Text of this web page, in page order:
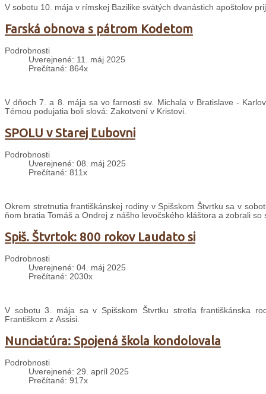
V sobotu 10. mája v rímskej Bazilike svätých dvanástich apoštolov
Farská obnova s pátrom Kodetom
Podrobnosti
Uverejnené: 11. máj 2025
Prečítané: 864x
V dňoch 7. a 8. mája sa vo farnosti sv. Michala v Bratislave -
Témou podujatia boli slová: Zakotvení v Kristovi.
SPOLU v Starej Ľubovni
Podrobnosti
Uverejnené: 08. máj 2025
Prečítané: 811x
Okrem stretnutia františkánskej rodiny v Spišskom Štvrtku sa v
ňom bratia Tomáš a Ondrej z nášho levočského kláštora a zobrali
Spiš. Štvrtok: 800 rokov Laudato si
Podrobnosti
Uverejnené: 04. máj 2025
Prečítané: 2030x
V sobotu 3. mája sa v Spišskom Štvrtku stretla františkánska
Františkom z Assisi.
Nunciatúra: Spojená škola kondolovala
Podrobnosti
Uverejnené: 29. apríl 2025
Prečítané: 917x